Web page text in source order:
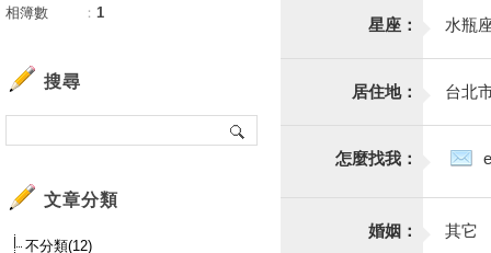
星座： 水瓶
居住地： 台北
怎麼找我：
婚姻： 其它
相簿數
： 1
搜尋
文章分類
不分類(12)